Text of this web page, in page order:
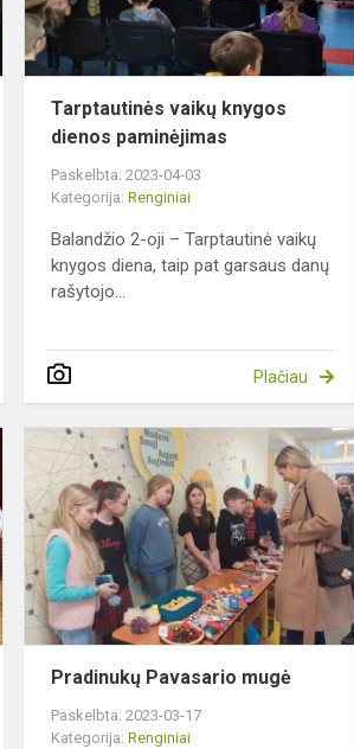
Tarptautinės vaikų knygos
dienos paminėjimas
Paskelbta: 2023-04-03
Kategorija:Renginiai
Balandžio 2-oji – Tarptautinė vaikų
knygos diena, taip pat garsaus danų
rašytojo...
Plačiau
Liaudiškų
festivalis
„Jau
pvasaris
ant
nosies“
Pradinukų Pavasario mugė
Paskelbta: 2023-03-17
Kategorija:Renginiai